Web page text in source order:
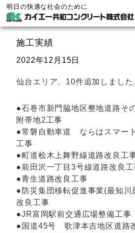
明日の快適な社会のために
施工実績
2022年12月15日
仙台エリア、10件追加しました
●石巻市新門脇地区整地道路そ
附帯地2工事
●常磐自動車道 ならはスマー
工事
●町道桧木上舞野線道路改良工
●前田沢一丁目3号線道路改良工
●青生道路改良工事
●防災集団移転促進事業(最知川
改良工事
●JR富岡駅前交通広場整備工事
●国道45号 歌津本吉地区道路